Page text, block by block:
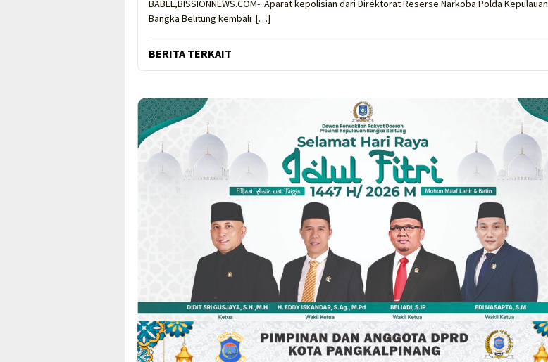
BABEL,BISSIONNEWS.COM- Aparat kepolisian dari Direktorat Reserse Narkoba Polda Kepulauan
Bangka Belitung kembali […]
BERITA TERKAIT